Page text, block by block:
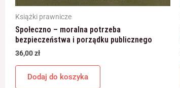
Książki prawnicze
Społeczno – moralna potrzeba
bezpieczeństwa i porządku publicznego
36,00zł
Dodaj do koszyka